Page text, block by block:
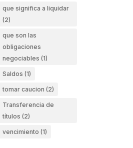
que significa a liquidar
(2)
que son las
obligaciones
negociables (1)
Saldos (1)
tomar caucion (2)
Transferencia de
títulos (2)
vencimiento (1)